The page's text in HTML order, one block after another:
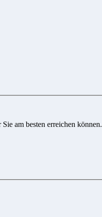
am besten erreichen können.